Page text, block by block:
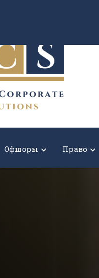
Офшоры Право